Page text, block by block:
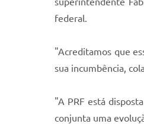
federal.
"Acreditamos que
sua incumbência,
"A PRF está
conjunta uma